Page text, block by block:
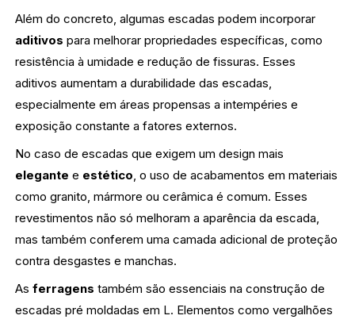
Além do concreto, algumas escadas podem incorporar
aditivos para melhorar propriedades específicas, como
resistência à umidade e redução de fissuras. Esses
aditivos aumentam a durabilidade das escadas,
especialmente em áreas propensas a intempéries e
exposição constante a fatores externos.
No caso de escadas que exigem um design mais
elegante e estético, o uso de acabamentos em materiais
como granito, mármore ou cerâmica é comum. Esses
revestimentos não só melhoram a aparência da escada,
mas também conferem uma camada adicional de proteção
contra desgastes e manchas.
Asferragens também são essenciais na construção de
escadas pré moldadas em L. Elementos como vergalhões